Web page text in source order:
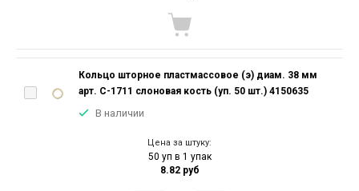
Кольцо шторное пластмассовое (э) диам. 38 мм
арт. С-1711 слоновая кость (уп. 50 шт.) 4150635
В наличии
Цена за штуку:
50 уп в 1 упак
8.82 руб